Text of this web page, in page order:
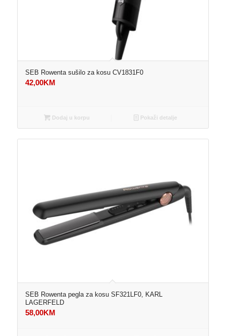
SEB Rowenta sušilo za kosu CV1831F0
42,00KM
Dodaj u korpu Pokaži detalje
SEB Rowenta pegla za kosu SF321LF0, KARL
LAGERFELD
58,00KM